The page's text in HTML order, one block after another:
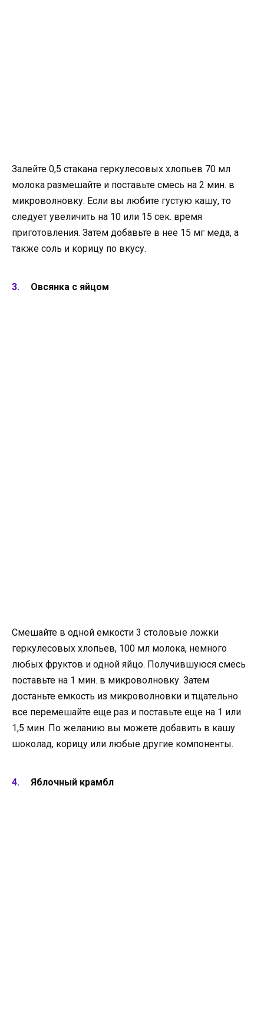
Залейте 0,5 стакана геркулесовых хлопьев 70 мл
молока размешайте и поставьте смесь на 2 мин. в
микроволновку. Если вы любите густую кашу, то
следует увеличить на 10 или 15 сек. время
приготовления. Затем добавьте в нее 15 мг меда, а
также соль и корицу по вкусу.
Овсянка с яйцом
Смешайте в одной емкости 3 столовые ложки
геркулесовых хлопьев, 100 мл молока, немного
любых фруктов и одной яйцо. Получившуюся смесь
поставьте на 1 мин. в микроволновку. Затем
достаньте емкость из микроволновки и тщательно
все перемешайте еще раз и поставьте еще на 1 или
1,5 мин. По желанию вы можете добавить в кашу
шоколад, корицу или любые другие компоненты.
Яблочный крамбл